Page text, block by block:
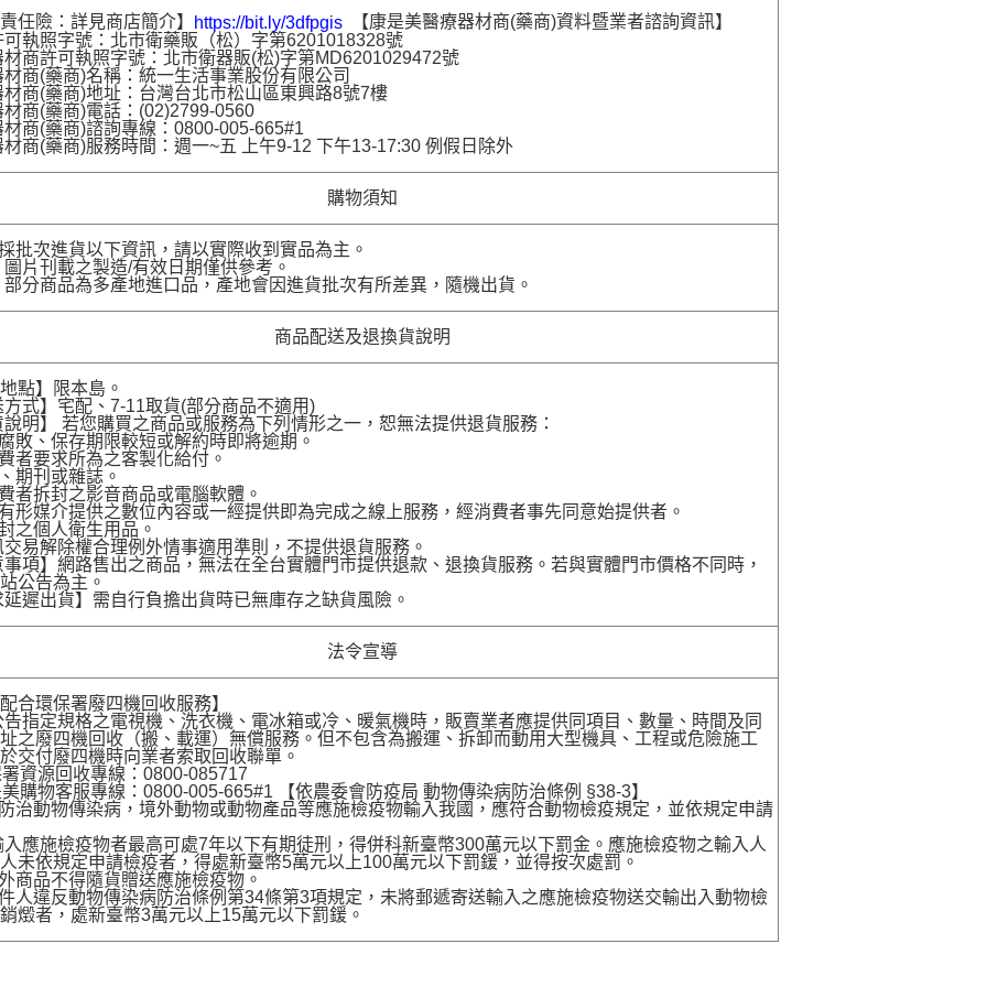
任險：詳見商店簡介】 https://bit.ly/3dfpgis 【康是美醫療器材商(藥商)資料暨業者諮詢資訊】
執照字號：北市衛藥販（松）字第6201018328號
商許可執照字號：北市衛器販(松)字第MD6201029472號
商(藥商)名稱：統一生活事業股份有限公司
商(藥商)地址：台灣台北市松山區東興路8號7樓
商(藥商)電話：(02)2799-0560
商(藥商)諮詢專線：0800-005-665#1
商(藥商)服務時間：週一~五 上午9-12 下午13-17:30 例假日除外
購物須知
批次進貨以下資訊，請以實際收到實品為主。
刊載之製造/有效日期僅供參考。
商品為多產地進口品，產地會因進貨批次有所差異，隨機出貨。
商品配送及退換貨說明
點】限本島。
式】宅配、7-11取貨(部分商品不適用)
明】 若您購買之商品或服務為下列情形之一，恕無法提供退貨服務：
敗、保存期限較短或解約時即將逾期。
者要求所為之客製化給付。
期刊或雜誌。
者拆封之影音商品或電腦軟體。
形媒介提供之數位內容或一經提供即為完成之線上服務，經消費者事先同意始提供者。
之個人衛生用品。
易解除權合理例外情事適用準則，不提供退貨服務。
項】網路售出之商品，無法在全台實體門市提供退款、退換貨服務。若與實體門市價格不同時，
公告為主。
遲出貨】需自行負擔出貨時已無庫存之缺貨風險。
法令宣導
合環保署廢四機回收服務】
指定規格之電視機、洗衣機、電冰箱或冷、暖氣機時，販賣業者應提供同項目、數量、時間及同
之廢四機回收（搬、載運）無償服務。但不包含為搬運、拆卸而動用大型機具、工程或危險施工
交付廢四機時向業者索取回收聯單。
資源回收專線：0800-085717
購物客服專線：0800-005-665#1 【依農委會防疫局 動物傳染病防治條例 §38-3】
治動物傳染病，境外動物或動物產品等應施檢疫物輸入我國，應符合動物檢疫規定，並依規定申請
應施檢疫物者最高可處7年以下有期徒刑，得併科新臺幣300萬元以下罰金。應施檢疫物之輸入人
未依規定申請檢疫者，得處新臺幣5萬元以上100萬元以下罰鍰，並得按次處罰。
商品不得隨貨贈送應施檢疫物。
人違反動物傳染病防治條例第34條第3項規定，未將郵遞寄送輸入之應施檢疫物送交輸出入動物檢
燬者，處新臺幣3萬元以上15萬元以下罰鍰。